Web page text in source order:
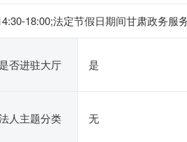
18:00;法定节假日期间甘肃政务
是否进驻大厅 是
人主题分类 无